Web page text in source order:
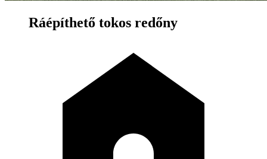
Ráépíthető tokos redőny